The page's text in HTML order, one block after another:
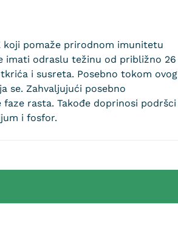
koji pomaže prirodnom imunitetu
imati odraslu težinu od približno 26
i susreta. Posebno tokom ovog
se. Zahvaljujući posebno
rasta. Takođe doprinosi podršci
i fosfor.